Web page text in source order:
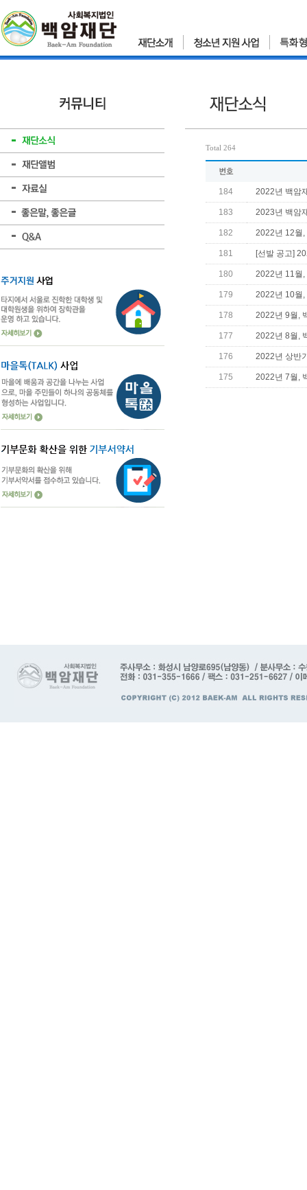
Total 264
184 2022년 백암
183 2023년 백암
182 2022년 12월,
181 [선발 공고]
180 2022년 11월,
179 2022년 10월,
178 2022년 9월,
177 2022년 8월,
176 2022년 상반
175 2022년 7월,